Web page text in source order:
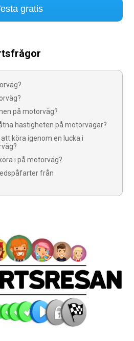
gratis
på motorväg?
hastigheten på motorvägar?
köra igenom en lucka i
i på motorväg?
från